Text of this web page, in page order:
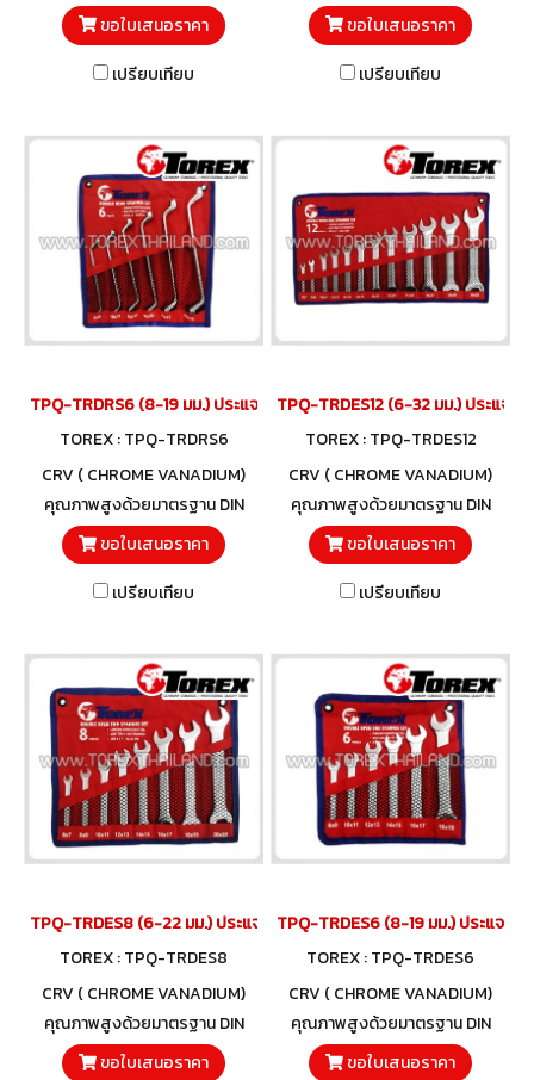
838 และวัสดุโครมวานาเดียม
ขอใบเสนอราคา
เปรียบเทียบ
838 และวัสดุโครมวานาเดียม
ขอใบเสนอราคา
เปรียบเทียบ
TPQ-TRDRS6 (8-19 มม.) ประแจแหวนชุด 6 ตัว TOREX
TOREX : TPQ-TRDRS6
CRV ( CHROME VANADIUM)
คุณภาพสูงด้วยมาตรฐาน DIN
838 และวัสดุโครมวานาเดียม
ขอใบเสนอราคา
เปรียบเทียบ
TPQ-TRDES12 (6-32 มม.) ประแจป
TOREX : TPQ-TRDES12
CRV ( CHROME VANADIUM)
คุณภาพสูงด้วยมาตรฐาน DIN
3110 และวัสดุโครมวานาเดียม
ขอใบเสนอราคา
เปรียบเทียบ
TPQ-TRDES8 (6-22 มม.) ประแจปากตายชุด 8 ตัว TOREX
TOREX : TPQ-TRDES8
CRV ( CHROME VANADIUM)
คุณภาพสูงด้วยมาตรฐาน DIN
3110 และวัสดุโครมวานาเดียม
ขอใบเสนอราคา
TPQ-TRDES6 (8-19 มม.) ประแจปา
TOREX : TPQ-TRDES6
CRV ( CHROME VANADIUM)
คุณภาพสูงด้วยมาตรฐาน DIN
3110 และวัสดุโครมวานาเดียม
ขอใบเสนอราคา